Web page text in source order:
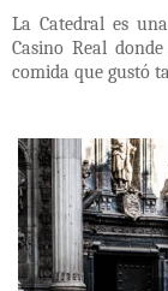
La Catedral es
Casino Real
comida que gustó